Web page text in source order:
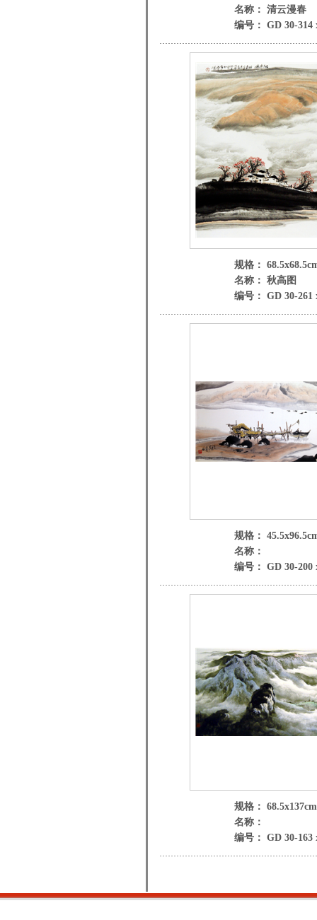
名称： 清云漫春
编号： GD 30-314
规格：
名称： 秋高图
编号： GD 30-261
规格：
名称：
编号： GD 30-200
规格： 68.5x137cm
名称：
编号： GD 30-163